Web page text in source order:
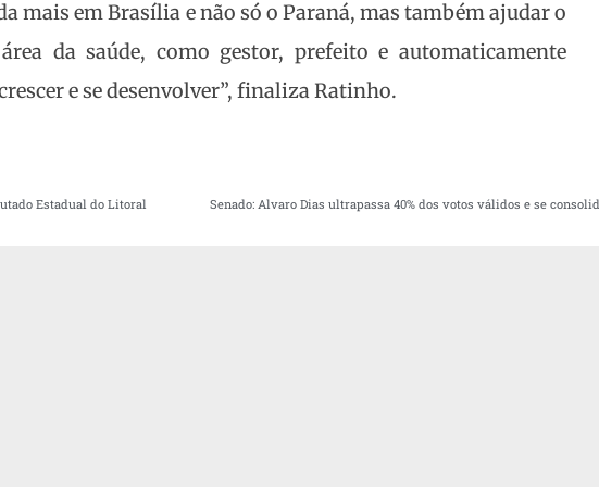
mais em Brasília e não só o Paraná, mas também ajudar o
da saúde, como gestor, prefeito e automaticamente
e se desenvolver”, finaliza Ratinho.
Estadual do Litoral